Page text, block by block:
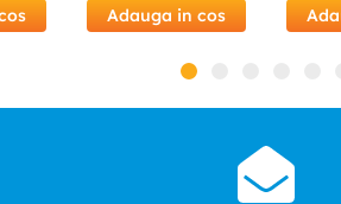
Adauga in cos